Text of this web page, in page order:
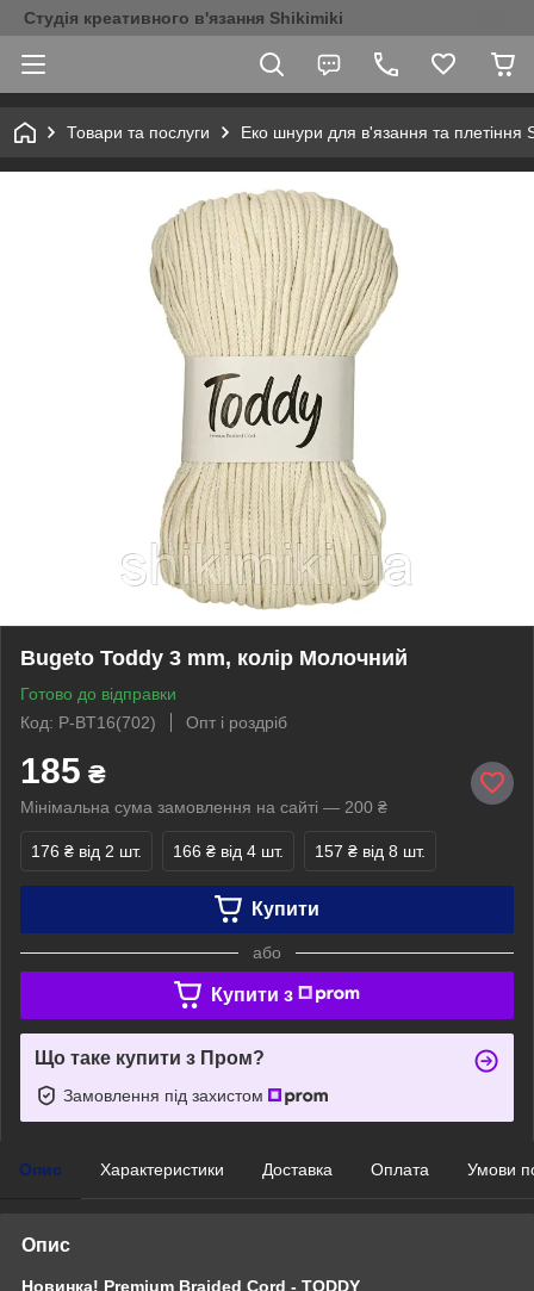
Студія креативного в'язання Shikimiki
Товари та послуги Еко шнури для в'язання та плетіння
Bugeto Toddy 3 mm, колір Молочний
Готово до відправки
Код: P-BT16(702)
Опт і роздріб
185 ₴
Мінімальна сума замовлення на сайті — 200 ₴
176 ₴ від 2 шт. 166 ₴ від 4 шт. 157 ₴ від 8 шт.
Купити
або
Купити з
Що таке купити з Пром?
Замовлення під захистом
Опис Характеристики Доставка Оплата Умови
Опис
Новинка! Premium Braided Cord - TODDY